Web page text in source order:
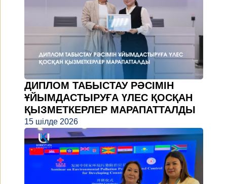
ДИПЛОМ ТАБЫСТАУ РӘСІМІН
ҰЙЫМДАСТЫРУҒА ҮЛЕС ҚОСҚАН
ҚЫЗМЕТКЕРЛЕР МАРАПАТТАЛДЫ
15 шілде 2026